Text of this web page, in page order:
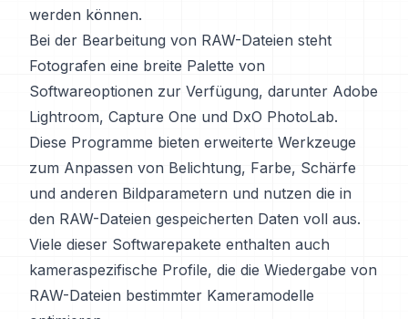
werden können.
Bei der Bearbeitung von RAW-Dateien steht
Fotografen eine breite Palette von
Softwareoptionen zur Verfügung, darunter Adobe
Lightroom, Capture One und DxO PhotoLab.
Diese Programme bieten erweiterte Werkzeuge
zum Anpassen von Belichtung, Farbe, Schärfe
und anderen Bildparametern und nutzen die in
den RAW-Dateien gespeicherten Daten voll aus.
Viele dieser Softwarepakete enthalten auch
kameraspezifische Profile, die die Wiedergabe von
RAW-Dateien bestimmter Kameramodelle